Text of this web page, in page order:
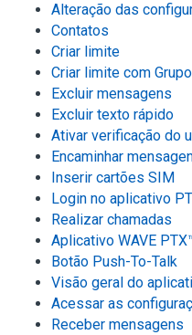
Alteração das
Contatos
Criar limite
Criar limite com
Excluir mensagens
Excluir texto rápido
Ativar verificação do
Encaminhar
Inserir cartões SIM
Login no aplicativo
Realizar chamadas
Aplicativo WAVE
Botão Push-To-Talk
Visão geral do
Acessar as
Receber mensagens